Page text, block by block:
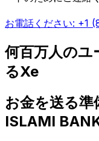
お電話ください: +1
何百万人のユ
るXe
お金を送る
ISLAMI